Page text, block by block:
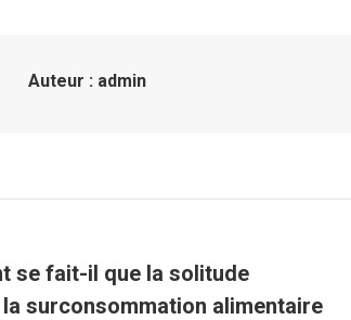
Auteur : admin
se fait-il que la solitude
surconsommation alimentaire